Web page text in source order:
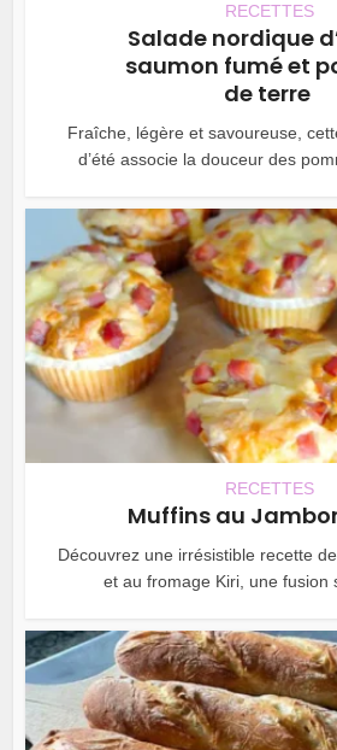
RECETTES
Salade nordique
saumon fumé et
de terre
Fraîche, légère et savoureuse,
d’été associe la douceur des
RECETTES
Muffins au
Découvrez une irrésistible recette
et au fromage Kiri, une fusion